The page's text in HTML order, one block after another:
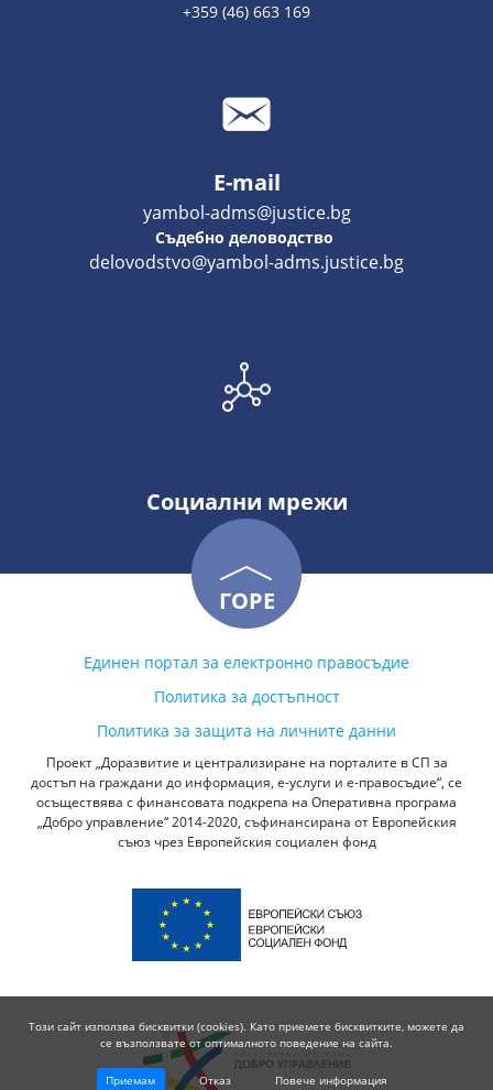
+359 (46) 663 169
E-mail
yambol-adms@justice.bg
Съдебно деловодство
delovodstvo@yambol-adms.justice.bg
Социални мрежи
ГОРЕ
Единен портал за електронно правосъдие
Политика за достъпност
Политика за защита на личните данни
Проект „Доразвитие и централизиране на порталите в СП за
достъп на граждани до информация, е-услуги и е-правосъдие“, се
осъществява с финансовата подкрепа на Оперативна програма
„Добро управление“ 2014-2020, съфинансирана от Европейския
съюз чрез Европейския социален фонд
Този сайт използва бисквитки (cookies). Като приемете бисквитките, можете да
се възползвате от оптималното поведение на сайта.
Приемам Отказ Повече информация